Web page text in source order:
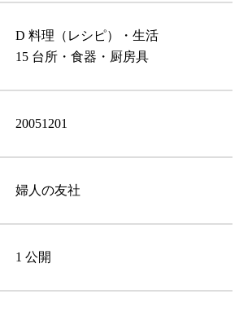
D 料理（レシピ）・生活
15 台所・食器・厨房具
20051201
婦人の友社
1 公開